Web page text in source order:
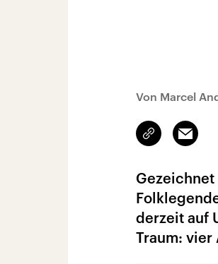
Von Marcel
Link
kopieren/teilen
Email
Gezeichnet
derzeit auf
Traum: vier